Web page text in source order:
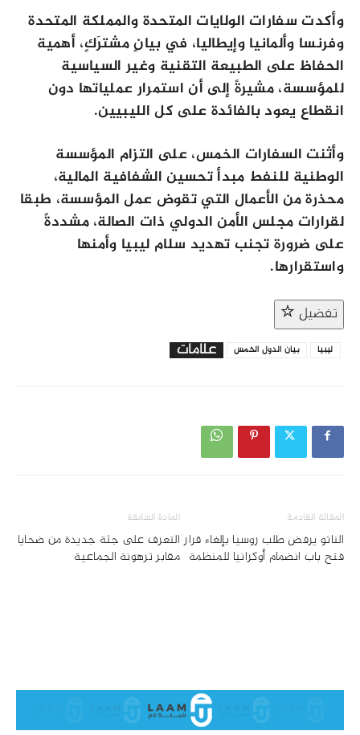
وأكدت سفارات الولايات المتحدة والمملكة المتحدة
وفرنسا وألمانيا وإيطاليا، في بيانٍ مشترَكٍ، أهمية
الحفاظ على الطبيعة التقنية وغير السياسية
للمؤسسة، مشيرةً إلى أن استمرار عملياتها دون
انقطاع يعود بالفائدة على كل الليبيين.
وأثنت السفارات الخمس، على التزام المؤسسة
الوطنية للنفط مبدأ تحسين الشفافية المالية،
محذرة من الأعمال التي تقوض عمل المؤسسة، طبقا
لقرارات مجلس الأمن الدولي ذات الصالة، مشددةً
على ضرورة تجنب تهديد سلام ليبيا وأمنها
واستقرارها.
تفضيل
علامات
بيان الدول الخمس ليبيا
المادة السابقة
التعرف على جثة جديدة من ضحايا
مقابر ترهونة الجماعية
المقالة القادمة
الناتو يرفض طلب روسيا بإلغاء قرار
فتح باب انضمام أوكرانيا للمنظمة